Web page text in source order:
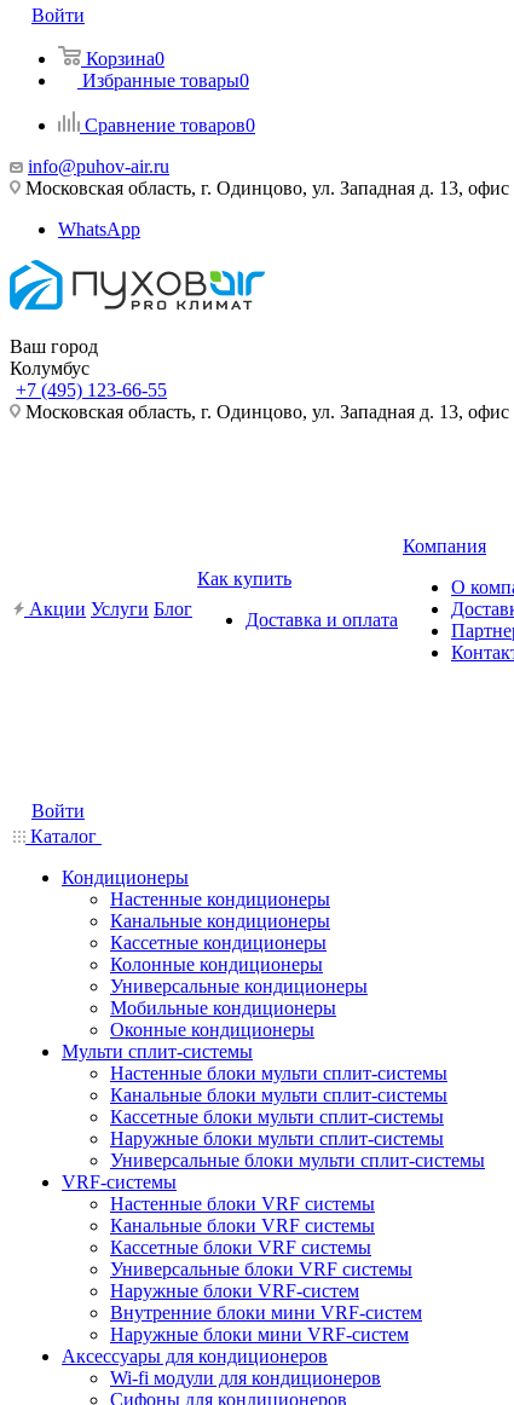
Войти
Корзина0
Избранные товары0
Сравнение товаров0
info@puhov-air.ru
Московская область, г. Одинцово, ул. Западная д. 13, офис
WhatsApp
Ваш город
Колумбус
+7 (495) 123-66-55
Московская область, г. Одинцово, ул. Западная д. 13, офис
Акции Услуги Блог
Как купить
Доставка и оплата
Компания
О
Войти
Каталог
Кондиционеры
Настенные кондиционеры
Канальные кондиционеры
Кассетные кондиционеры
Колонные кондиционеры
Универсальные кондиционеры
Мобильные кондиционеры
Оконные кондиционеры
Мульти сплит-системы
Настенные блоки мульти сплит-системы
Канальные блоки мульти сплит-системы
Кассетные блоки мульти сплит-системы
Наружные блоки мульти сплит-системы
Универсальные блоки мульти сплит-системы
VRF-системы
Настенные блоки VRF системы
Канальные блоки VRF системы
Кассетные блоки VRF системы
Универсальные блоки VRF системы
Наружные блоки VRF-систем
Внутренние блоки мини VRF-систем
Наружные блоки мини VRF-систем
Аксессуары для кондиционеров
Wi-fi модули для кондиционеров
Сифоны для кондиционеров